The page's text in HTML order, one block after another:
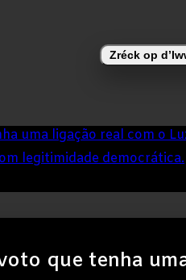
Zréck op
uma ligação real com o
legitimidade democrática.
que tenha